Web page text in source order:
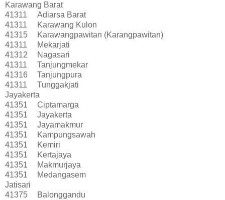
Karawang Barat
41311
Adiarsa Barat
41311
Karawang Kulon
41315
Karawangpawitan (Karangpawitan)
41311
Mekarjati
41312
Nagasari
41311
Tanjungmekar
41316
Tanjungpura
41311
Tunggakjati
Jayakerta
41351
Ciptamarga
41351
Jayakerta
41351
Jayamakmur
41351
Kampungsawah
41351
Kemiri
41351
Kertajaya
41351
Makmurjaya
41351
Medangasem
Jatisari
41375
Balonggandu